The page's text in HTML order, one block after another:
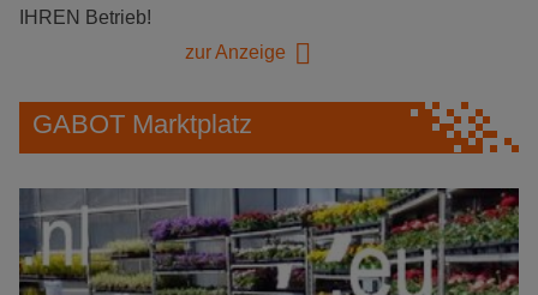
IHREN Betrieb!
zur Anzeige
GABOT Marktplatz